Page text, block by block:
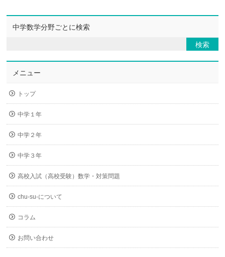
中学数学分野ごとに検索
メニュー
トップ
中学１年
中学２年
中学３年
高校入試（高校受験）数学・対策問題
chu-su-について
コラム
お問い合わせ